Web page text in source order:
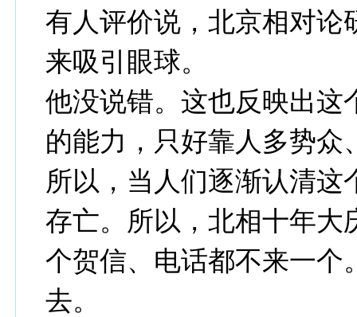
有人评价说，北京相对论
来吸引眼球。
他没说错。这也反映出这
的能力，只好靠人多势众
所以，当人们逐渐认清
存亡。所以，北相十年大
个贺信、电话都不来一个
去。